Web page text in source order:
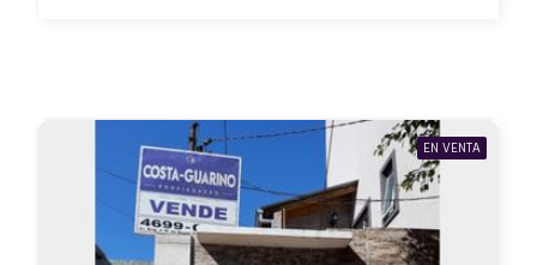
EN VENTA